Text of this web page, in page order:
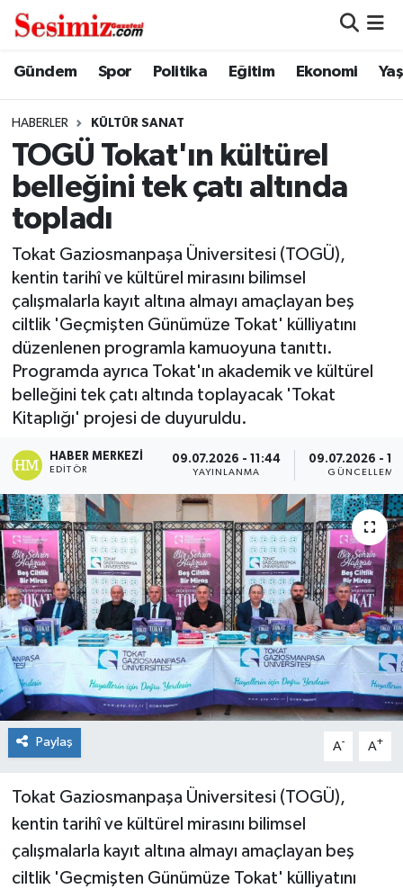
Gündem Spor Politika Eğitim Ekonomi
HABERLER KÜLTÜR SANAT
TOGÜ Tokat'ın kültürel
belleğini tek çatı altında
topladı
Tokat Gaziosmanpaşa Üniversitesi (TOGÜ),
kentin tarihî ve kültürel mirasını bilimsel
çalışmalarla kayıt altına almayı amaçlayan beş
ciltlik 'Geçmişten Günümüze Tokat' külliyatını
düzenlenen programla kamuoyuna tanıttı.
Programda ayrıca Tokat'ın akademik ve kültürel
belleğini tek çatı altında toplayacak 'Tokat
Kitaplığı' projesi de duyuruldu.
HABER MERKEZI
EDITÖR
09.07.2026 - 11:44
YAYINLANMA
09.07.2026 -
GÜNCELLEME
Paylaş A- A+
Tokat Gaziosmanpaşa Üniversitesi (TOGÜ),
kentin tarihî ve kültürel mirasını bilimsel
çalışmalarla kayıt altına almayı amaçlayan beş
ciltlik 'Geçmişten Günümüze Tokat' külliyatını
Dünya
Ekonomi
Genel
Gündem
Magazin
Politika
Sağlık
Tokat Haberleri
Yaşam
Nöbetçi Eczaneler
Hava Durumu
Namaz Vakitleri
Trafik Durumu
Süper Lig Puan Durumu ve Fikstür
Tüm Manşetler
Son Dakika Haberleri
Haber Arşivi